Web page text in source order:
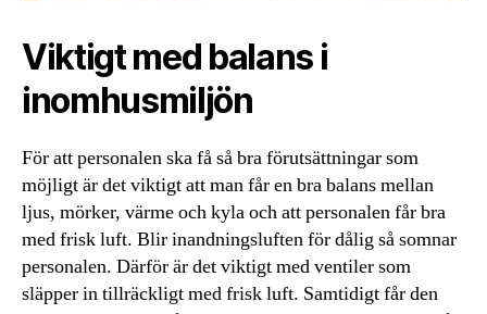
Viktigt med balans i
inomhusmiljön
För att personalen ska få så bra förutsättningar som
möjligt är det viktigt att man får en bra balans mellan
ljus, mörker, värme och kyla och att personalen får bra
med frisk luft. Blir inandningsluften för dålig så somnar
personalen. Därför är det viktigt med ventiler som
släpper in tillräckligt med frisk luft. Samtidigt får den